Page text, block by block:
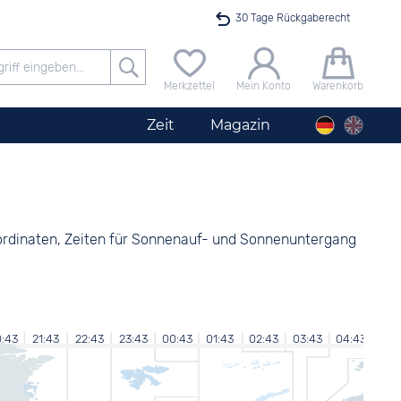
30 Tage Rückgaberecht
Versandkostenfrei ab 40 €
24h Expresslieferung
100 Tage Niedrigpreisgarantie
Merkzettel Mein Konto Warenkorb
Zeit Magazin
Zeiten für Sonnenauf- und Sonnenuntergang
21:43 22:43 23:43 00:43 01:43 02:43 03:43 04:43